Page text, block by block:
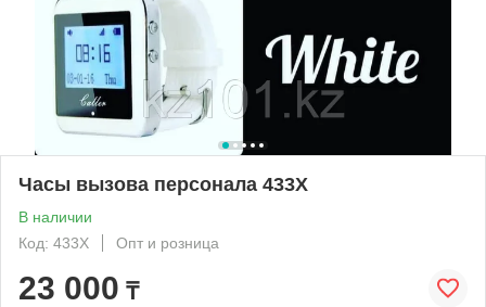
Часы вызова персонала 433Х
В наличии
Код: 433Х
Опт и розница
23 000 ₸